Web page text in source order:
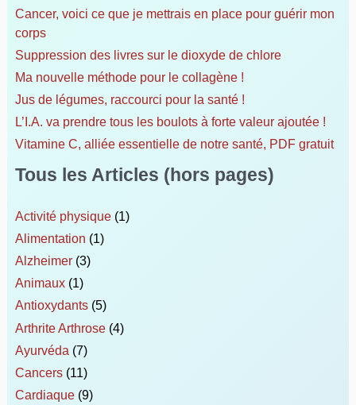
Cancer, voici ce que je mettrais en place pour guérir mon
corps
Suppression des livres sur le dioxyde de chlore
Ma nouvelle méthode pour le collagène !
Jus de légumes, raccourci pour la santé !
L’I.A. va prendre tous les boulots à forte valeur ajoutée !
Vitamine C, alliée essentielle de notre santé, PDF gratuit
Tous les Articles (hors pages)
Activité physique(1)
Alimentation (1)
Alzheimer(3)
Animaux(1)
Antioxydants(5)
Arthrite Arthrose(4)
Ayurvéda (7)
Cancers(11)
Cardiaque(9)